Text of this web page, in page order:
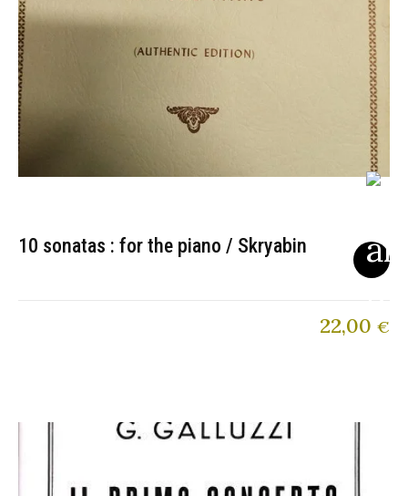
10 sonatas : for the piano / Skryabin
22,00 €